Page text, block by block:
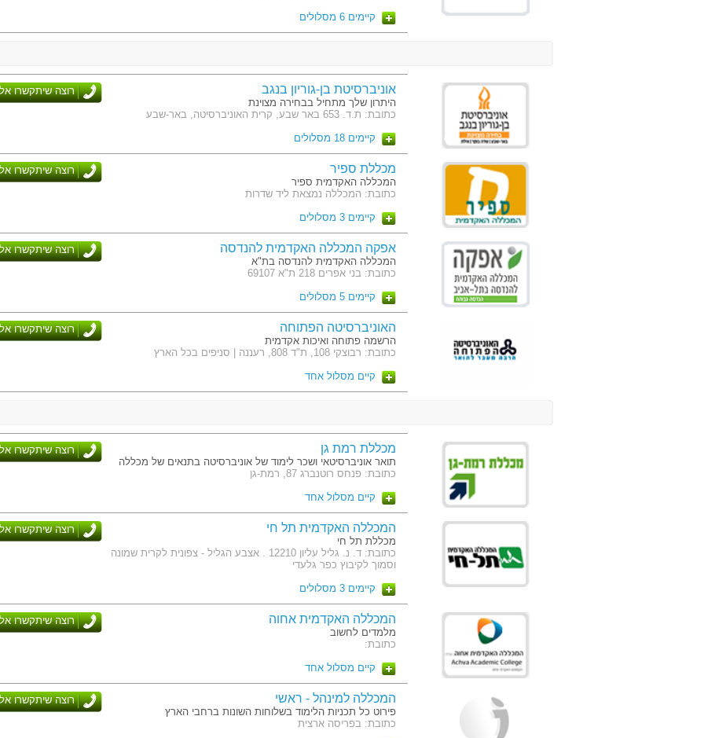
קיימים 6 מסלולים
אוניברסיטת בן-גוריון בנגב
היתרון שלך מתחיל בבחירה מצוינת
כתובת: ת.ד. 653 באר שבע, קרית האוניברסיטה, באר-שבע
רוצה שיתקשרו
קיימים 18 מסלולים
מכללת ספיר
המכללה האקדמית ספיר
כתובת: המכללה נמצאת ליד שדרות
רוצה שיתקשרו
קיימים 3 מסלולים
אפקה המכללה האקדמית להנדסה
המכללה האקדמית להנדסה בת"א
כתובת: בני אפרים 218 ת"א 69107
רוצה שיתקשרו
קיימים 5 מסלולים
האוניברסיטה הפתוחה
הרשמה פתוחה ואיכות אקדמית
כתובת: רבוצקי 108, ת"ד 808, רעננה | סניפים בכל הארץ
רוצה שיתקשרו
קיים מסלול אחד
מכללת רמת גן
תואר אוניברסיטאי ושכר לימוד של אוניברסיטה בתנאים של מכללה
כתובת: פנחס רוטנברג 87, רמת-גן
רוצה שיתקשרו
קיים מסלול אחד
המכללה האקדמית תל חי
מכללת תל חי
כתובת: ד. נ. גליל עליון 12210 . אצבע הגליל - צפונית לקרית שמונה
וסמוך לקיבוץ כפר גלעדי
רוצה שיתקשרו
קיימים 3 מסלולים
המכללה האקדמית אחוה
מלמדים לחשוב
כתובת:
רוצה שיתקשרו
קיים מסלול אחד
המכללה למינהל - ראשי
פירוט כל תכניות הלימוד בשלוחות השונות ברחבי הארץ
כתובת: בפריסה ארצית
רוצה שיתקשרו